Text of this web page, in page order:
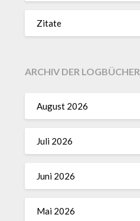
Zitate
ARCHIV DER LOGBÜCHER
August 2026
Juli 2026
Juni 2026
Mai 2026